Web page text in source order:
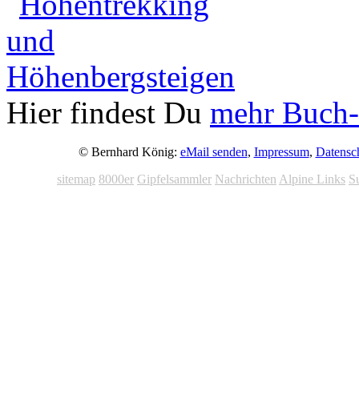
Hier findest Du mehr
© Bernhard König: eMail senden, Impressum,
sitemap 8000er Gipfelsammler Nachrichten Alpine Links